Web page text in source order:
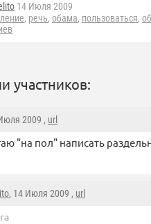
14 Июля 2009
, речь, обама, пользоваться,
участников:
2009 , url
"на пол" написать
, 14 Июля 2009 , url